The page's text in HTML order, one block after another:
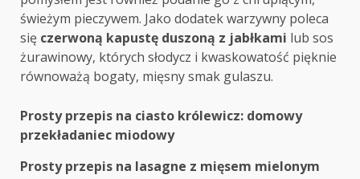
świeżym pieczywem. Jako dodatek warzywny poleca
się czerwoną kapustę duszoną z jabłkami lub sos
żurawinowy, których słodycz i kwaskowatość pięknie
równoważą bogaty, mięsny smak gulaszu.
Post
navigation
Prosty przepis na ciasto królewicz: domowy
przekładaniec miodowy
Prosty przepis na lasagne z mięsem mielonym